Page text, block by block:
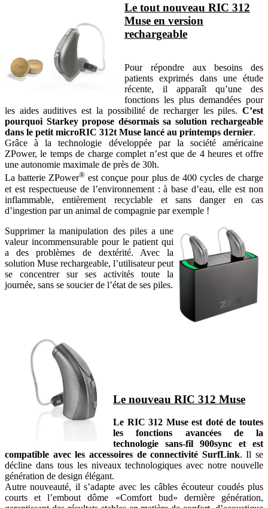
Le tout nouveau RIC 312
Muse en version
rechargeable
Pour répondre aux besoins des
patients exprimés dans une étude
récente, il apparaît qu’une des
fonctions les plus demandées pour
les aides auditives est la possibilité de recharger les piles. C’est
pourquoi Starkey propose désormais sa solution rechargeable
dans le petit microRIC 312t Muse lancé au printemps dernier.
Grâce à la technologie développée par la société américaine
ZPower, le temps de charge complet n’est que de 4 heures et offre
une autonomie maximale de près de 30h.
La batterie ZPower® est conçue pour plus de 400 cycles de charge
et est respectueuse de l’environnement : à base d’eau, elle est non
inflammable, entièrement recyclable et sans danger en cas
d’ingestion par un animal de compagnie par exemple !
Supprimer la manipulation des piles a une
valeur incommensurable pour le patient qui
a des problèmes de dextérité. Avec la
solution Muse rechargeable, l’utilisateur peut
se concentrer sur ses activités toute la
journée, sans se soucier de l’état de ses piles.
Le nouveau RIC 312 Muse
Le RIC 312 Muse est doté de toutes
les fonctions avancées de la
technologie sans-fil 900sync et est
compatible avec les accessoires de connectivité SurfLink. Il se
décline dans tous les niveaux technologiques avec notre nouvelle
génération de design élégant.
Autre nouveauté, il s’adapte avec les câbles écouteur coudés plus
courts et l’embout dôme «Comfort bud» dernière génération,